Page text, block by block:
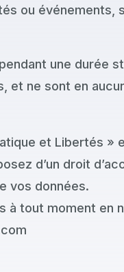
ou événements,
une durée
et ne sont en
et Libertés »
d’un droit
vos données.
tout moment en